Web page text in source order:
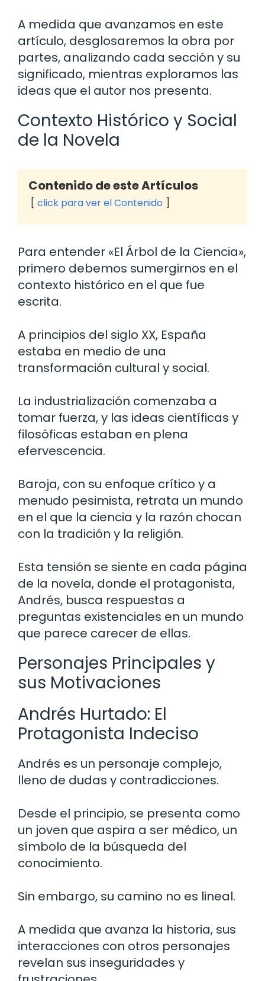
A medida que avanzamos en este
artículo, desglosaremos la obra por
partes, analizando cada sección y su
significado, mientras exploramos las
ideas que el autor nos presenta.
Contexto Histórico y Social
de la Novela
Contenido de este Artículos
click para ver el Contenido
Para entender «El Árbol de la Ciencia»,
primero debemos sumergirnos en el
contexto histórico en el que fue
escrita.
A principios del siglo XX, España
estaba en medio de una
transformación cultural y social.
La industrialización comenzaba a
tomar fuerza, y las ideas científicas y
filosóficas estaban en plena
efervescencia.
Baroja, con su enfoque crítico y a
menudo pesimista, retrata un mundo
en el que la ciencia y la razón chocan
con la tradición y la religión.
Esta tensión se siente en cada página
de la novela, donde el protagonista,
Andrés, busca respuestas a
preguntas existenciales en un mundo
que parece carecer de ellas.
Personajes Principales y
sus Motivaciones
Andrés Hurtado: El
Protagonista Indeciso
Andrés es un personaje complejo,
lleno de dudas y contradicciones.
Desde el principio, se presenta como
un joven que aspira a ser médico, un
símbolo de la búsqueda del
conocimiento.
Sin embargo, su camino no es lineal.
A medida que avanza la historia, sus
interacciones con otros personajes
revelan sus inseguridades y